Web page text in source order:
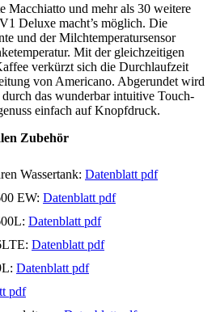
Macchiatto und mehr als 30 weitere
Deluxe macht’s möglich. Die
und der Milchtemperatursensor
Mit der gleichzeitigen
verkürzt sich die Durchlaufzeit
von Americano. Abgerundet wird
das wunderbar intuitive Touch-
einfach auf Knopfdruck.
Zubehör
Wassertank: Datenblatt pdf
EW: Datenblatt pdf
Datenblatt pdf
Datenblatt pdf
Datenblatt pdf
pdf